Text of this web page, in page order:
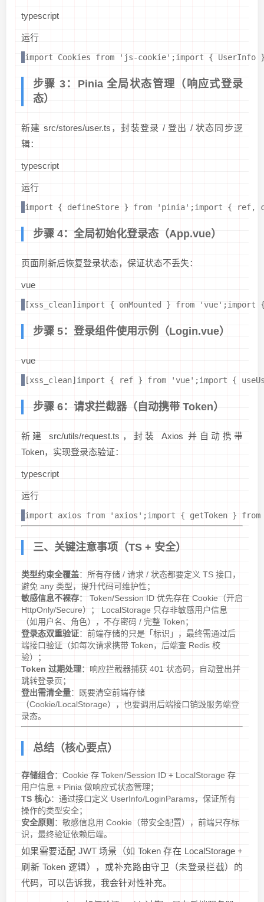
typescript
运行
import Cookies from 'js-cookie';import { UserInfo }
步骤 3：Pinia 全局状态管理（响应式登录
态）
新建 src/stores/user.ts，封装登录 / 登出 / 状态同步逻
辑：
typescript
运行
import { defineStore } from 'pinia';import { ref,
步骤 4：全局初始化登录态（App.vue）
页面刷新后恢复登录状态，保证状态不丢失：
vue
[xss_clean]import { onMounted } from 'vue';import
步骤 5：登录组件使用示例（Login.vue）
vue
[xss_clean]import { ref } from 'vue';import {
步骤 6：请求拦截器（自动携带 Token）
新建 src/utils/request.ts，封装 Axios 并自动携带
Token，实现登录态验证：
typescript
运行
import axios from 'axios';import { getToken }
三、关键注意事项（TS + 安全）
类型约束全覆盖：所有存储 / 请求 / 状态都要定义 TS 接口，
避免 any 类型，提升代码可维护性；
敏感信息不裸存： Token/Session ID 优先存在 Cookie（开启
HttpOnly/Secure）； LocalStorage 只存非敏感用户信息
（如用户名、角色），不存密码 / 完整 Token；
登录态双重验证：前端存储的只是「标识」，最终需通过后
端接口验证（如每次请求携带 Token，后端查 Redis 校
验）；
Token 过期处理：响应拦截器捕获 401 状态码，自动登出并
跳转登录页；
登出需清全量：既要清空前端存储
（Cookie/LocalStorage），也要调用后端接口销毁服务端登
录态。
总结（核心要点）
存储组合：Cookie 存 Token/Session ID + LocalStorage 存
用户信息 + Pinia 做响应式状态管理；
TS 核心：通过接口定义 UserInfo/LoginParams，保证所有
操作的类型安全；
安全原则 ：敏感信息用 Cookie（带安全配置），前端只存标
识，最终验证依赖后端。
如果需要适配 JWT 场景（如 Token 存在 LocalStorage +
刷新 Token 逻辑），或补充路由守卫（未登录拦截）的
代码，可以告诉我，我会针对性补充。